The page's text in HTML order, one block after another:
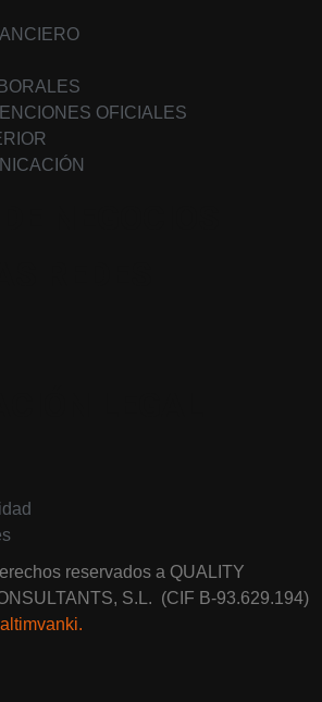
OFICIALES
reservados a QUALITY
S.L. (CIF B-93.629.194)